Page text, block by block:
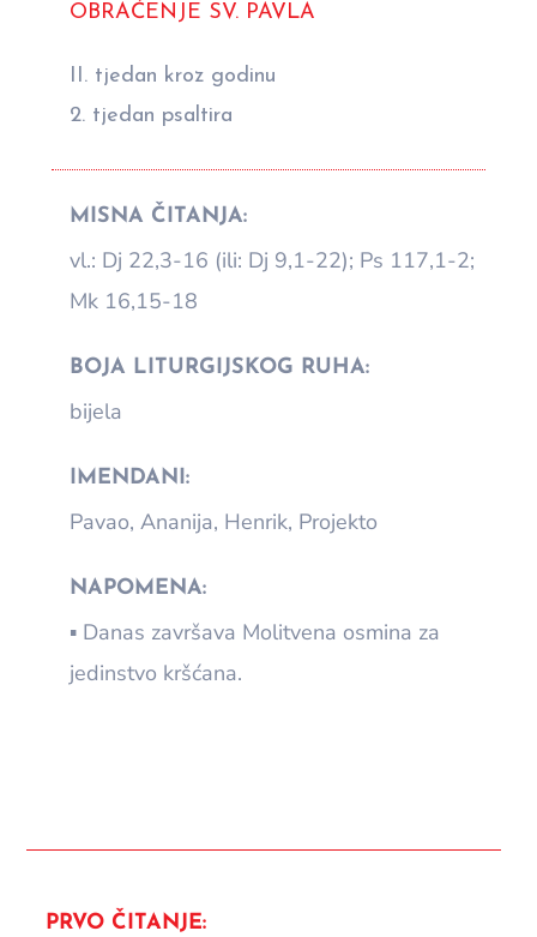
OBRAĆENJE SV. PAVLA
II. tjedan kroz godinu
2. tjedan psaltira
MISNA ČITANJA:
vl.: Dj 22,3-16 (ili: Dj 9,1-22); Ps 117,1-2;
Mk 16,15-18
BOJA LITURGIJSKOG RUHA:
bijela
IMENDANI:
Pavao, Ananija, Henrik, Projekto
NAPOMENA:
▪ Danas završava Molitvena osmina za
jedinstvo kršćana.
PRVO ČITANJE: